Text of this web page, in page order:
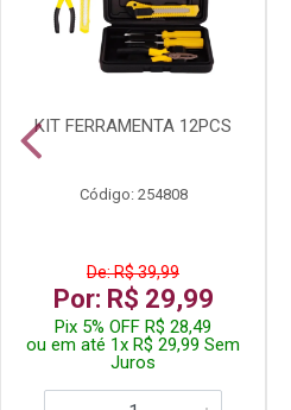
KIT FERRAMENTA 12PCS
Código: 254808
De: R$ 39,99
Por: R$ 29,99
Pix 5% OFF R$ 28,49
ou em até 1x R$ 29,99 Sem
Juros